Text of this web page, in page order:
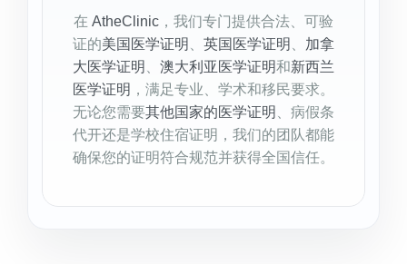
在 AtheClinic ，我们专门提供合法、可验
证的美国医学证明 英国医学证明
加拿
大医学证明
澳大利亚医学证明和新西兰
医学证明 ，满足专业、学术和移民要求。
无论您需要其他国家的医学证明
、病假条
代开还是学校住宿证明，我们的团队都能
确保您的证明符合规范并获得全国信任。